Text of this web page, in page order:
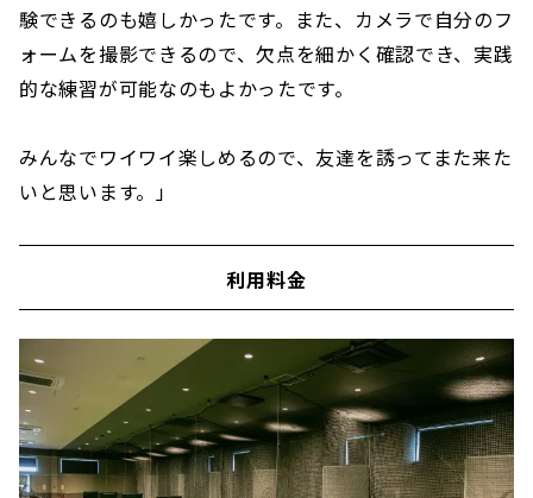
験できるのも嬉しかったです。また、カメラで自分のフ
ォームを撮影できるので、欠点を細かく確認でき、実践
的な練習が可能なのもよかったです。
みんなでワイワイ楽しめるので、友達を誘ってまた来た
いと思います。」
利用料金